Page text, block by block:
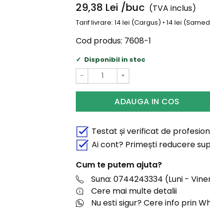
29,38 Lei /buc (TVA inclus)
Tarif livrare: 14 lei (Cargus) • 14 lei
Cod produs: 7608-1
Disponibil in stoc
− +
ADAUGA IN COS
Testat și verificat de
Ai cont? Primești reducere
Cum te putem ajuta?
Suna: 0744243334 (Luni -
Cere mai multe detalii
Nu esti sigur? Cere info prin